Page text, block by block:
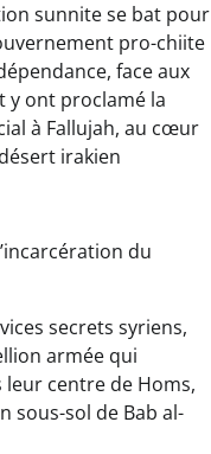
sunnite se bat pour
pro-chiite
face aux
y ont proclamé la
à Fallujah, au cœur
irakien
du
secrets syriens,
armée qui
leur centre de Homs,
sous-sol de Bab al-